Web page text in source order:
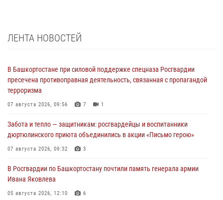
ЛЕНТА НОВОСТЕЙ
В Башкортостане при силовой поддержке спецназа Росгвардии
пресечена противоправная деятельность, связанная с пропагандой
терроризма
07 августа 2026, 09:56 7 1
Забота и тепло — защитникам: росгвардейцы и воспитанники
дюртюлинского приюта объединились в акции «Письмо герою»
07 августа 2026, 09:32 3
В Росгвардии по Башкортостану почтили память генерала армии
Ивана Яковлева
05 августа 2026, 12:10 6